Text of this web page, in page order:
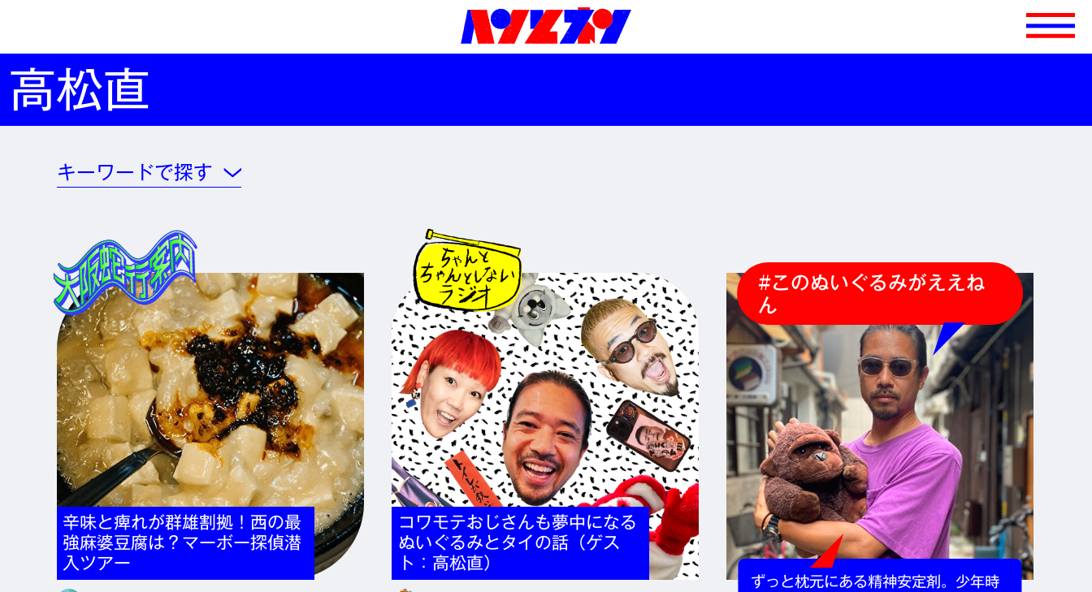
高松直
キーワードで探す
辛味と痺れが群雄割拠！西の最
強麻婆豆腐は？マーボー探偵潜
入ツアー
コワモテおじさんも夢中になる
ぬいぐるみとタイの話（ゲス
ト：高松直）
#このぬいぐるみがええね
ん
ずっと枕元にある精神安定剤。少年時